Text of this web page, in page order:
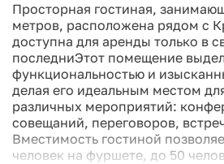
Просторная гостиная,
метров, расположена рядом с
доступна для аренды только в
последниЭтот помещение
функциональностью и
делая его идеальным местом
различных мероприятий:
совещаний, переговоров,
Вместимость гостиной
человек на фуршете, до 50